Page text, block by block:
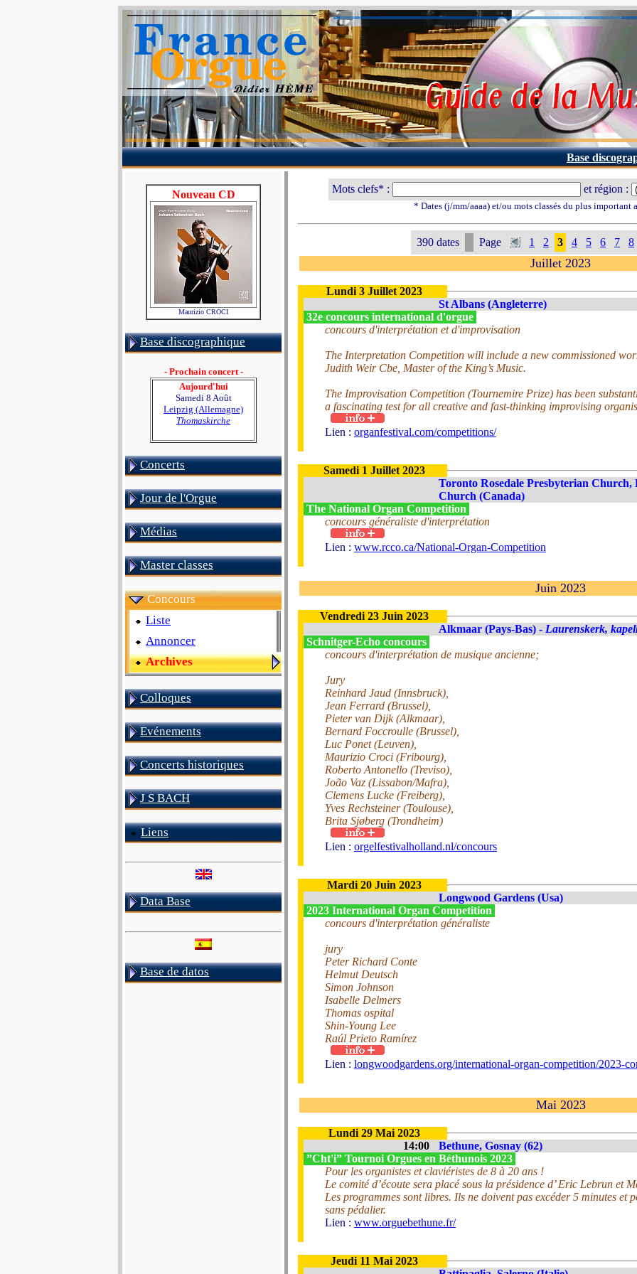
Base
Nouveau CD
Maurizio CROCI
Base discographique
- Prochain concert -
Aujourd'hui
Samedi 8 Août
Leipzig (Allemagne)
Thomaskirche
Concerts
Jour de l'Orgue
Médias
Master classes
Concours
Liste
Annoncer
Archives
Colloques
Evénements
Concerts historiques
J S BACH
Liens
Data Base
Base de datos
Mots clefs* : et région :
* Dates (j/mm/aaaa) et/ou mots classés du plus important
390 dates Page 1 2 3 4 5 6 7 8
Juillet 2023
Lundi 3 Juillet 2023
St Albans (Angleterre)
32e concours international d'orgue
concours d'interprétation et d'improvisation
The Interpretation Competition will include a new commissioned
Judith Weir Cbe, Master of the King’s Music.
The Improvisation Competition (Tournemire Prize) has been
a fascinating test for all creative and fast-thinking improvising
Lien : organfestival.com/competitions/
Samedi 1 Juillet 2023
Toronto Rosedale Presbyterian
Church (Canada)
The National Organ Competition
concours généraliste d'interprétation
Lien : www.rcco.ca/National-Organ-Competition
Juin 2023
Vendredi 23 Juin 2023
Alkmaar (Pays-Bas) - Laurenskerk,
Schnitger-Echo concours
concours d'interprétation de musique ancienne;
Jury
Reinhard Jaud (Innsbruck),
Jean Ferrard (Brussel),
Pieter van Dijk (Alkmaar),
Bernard Foccroulle (Brussel),
Luc Ponet (Leuven),
Maurizio Croci (Fribourg),
Roberto Antonello (Treviso),
João Vaz (Lissabon/Mafra),
Clemens Lucke (Freiberg),
Yves Rechsteiner (Toulouse),
Brita Sjøberg (Trondheim)
Lien : orgelfestivalholland.nl/concours
Mardi 20 Juin 2023
Longwood Gardens (Usa)
2023 International Organ Competition
concours d'interprétation généraliste
jury
Peter Richard Conte
Helmut Deutsch
Simon Johnson
Isabelle Delmers
Thomas ospital
Shin-Young Lee
Raúl Prieto Ramírez
Lien : longwoodgardens.org/international-organ-competition/2023-
Mai 2023
Lundi 29 Mai 2023
14:00
Bethune, Gosnay (62)
”Cht'i” Tournoi Orgues en Béthunois 2023
Pour les organistes et claviéristes de 8 à 20 ans !
Le comité d’écoute sera placé sous la présidence d’ Eric Lebrun et
Les programmes sont libres. Ils ne doivent pas excéder 5 minutes et
sans pédalier.
Lien : www.orguebethune.fr/
Jeudi 11 Mai 2023